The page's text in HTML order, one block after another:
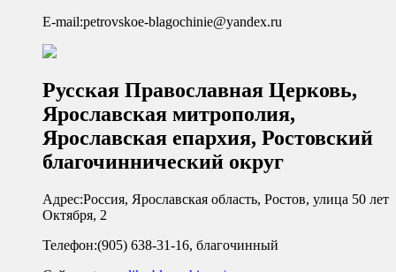
E-mail:petrovskoe-blagochinie@yandex.ru
Русская Православная Церковь,
Ярославская митрополия,
Ярославская епархия, Ростовский
благочиннический округ
Адрес:Россия, Ярославская область, Ростов, улица 50 лет
Октября, 2
Телефон:(905) 638-31-16, благочинный